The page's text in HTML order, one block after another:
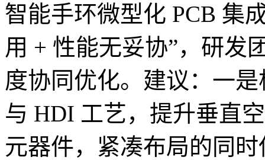
智能手环微型化 PCB 集
用 + 性能无妥协”，研发
度协同优化。建议：一
与 HDI 工艺，提升垂直
元器件，紧凑布局的同